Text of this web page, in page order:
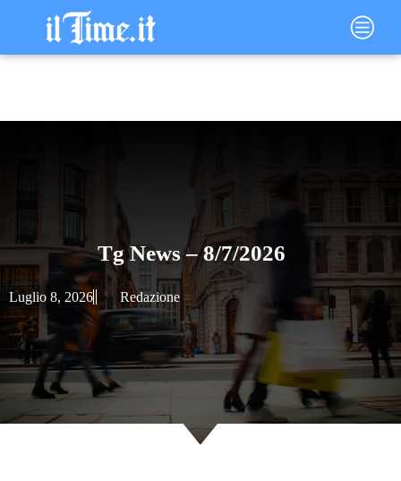
contenuto
Main
Menu
Tg News – 8/7/2026
Luglio 8, 2026 Redazione